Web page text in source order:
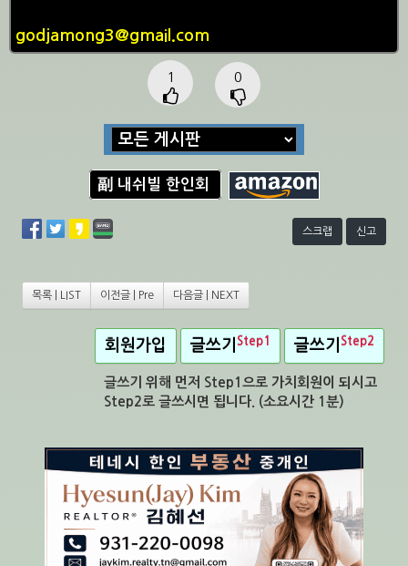
godjamong3@gmail.com
1 0
副 내쉬빌 한인회
스크랩 신고
목록 | LIST 이전글 | Pre 다음글 | NEXT
회원가입 글쓰기 Step1 글쓰기 Step2
글쓰기 위해 먼저 Step1으로 가치회원이 되시고
Step2로 글쓰시면 됩니다. (소요시간 1분)